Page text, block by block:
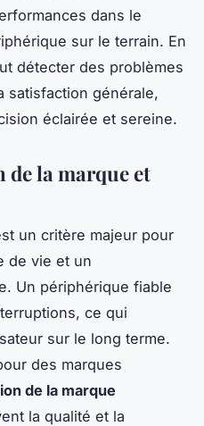
dans le
sur le terrain. En
détecter des problèmes
satisfaction générale,
éclairée et sereine.
la marque et
un critère majeur pour
de vie et un
Un périphérique fiable
ce qui
sur le long terme.
des marques
de la marque
la qualité et la